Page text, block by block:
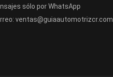
sólo por WhatsApp
ventas@guiaautomotrizcr.com